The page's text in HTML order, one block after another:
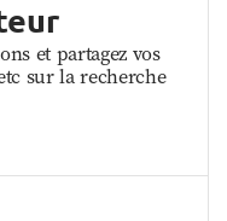
et partagez vos
sur la recherche